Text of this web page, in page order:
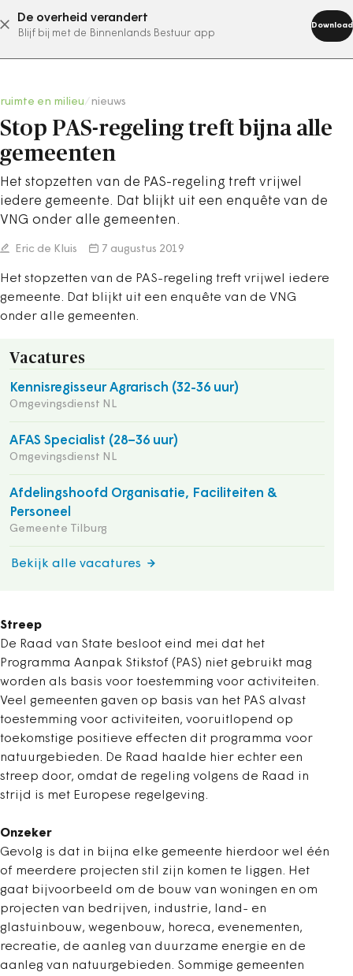
De overheid verandert
Blijf bij met de Binnenlands Bestuur app
Download
abonneer nu
ruimte en milieu nieuws
Stop PAS-regeling treft bijna alle
gemeenten
Het stopzetten van de PAS-regeling treft vrijwel
iedere gemeente. Dat blijkt uit een enquête van de
VNG onder alle gemeenten.
Eric de Kluis 7 augustus 2019
Het stopzetten van de PAS-regeling treft vrijwel iedere
gemeente. Dat blijkt uit een enquête van de VNG
onder alle gemeenten.
Vacatures
Kennisregisseur Agrarisch (32-36 uur)
Omgevingsdienst NL
AFAS Specialist (28–36 uur)
Omgevingsdienst NL
Afdelingshoofd Organisatie, Faciliteiten &
Personeel
Gemeente Tilburg
Bekijk alle vacatures
Streep
De Raad van State besloot eind mei dat het
Programma Aanpak Stikstof (PAS) niet gebruikt mag
worden als basis voor toestemming voor activiteiten.
Veel gemeenten gaven op basis van het PAS alvast
toestemming voor activiteiten, vooruitlopend op
toekomstige positieve effecten dit programma voor
natuurgebieden. De Raad haalde hier echter een
streep door, omdat de regeling volgens de Raad in
strijd is met Europese regelgeving.
Onzeker
Gevolg is dat in bijna elke gemeente hierdoor wel één
of meerdere projecten stil zijn komen te liggen. Het
gaat bijvoorbeeld om de bouw van woningen en om
projecten van bedrijven, industrie, land- en
glastuinbouw, wegenbouw, horeca, evenementen,
recreatie, de aanleg van duurzame energie en de
aanleg van natuurgebieden. Sommige gemeenten